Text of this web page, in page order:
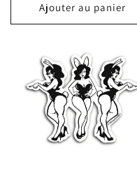
Ajouter au panier